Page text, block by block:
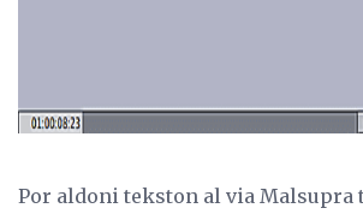
Por aldoni tekston al via